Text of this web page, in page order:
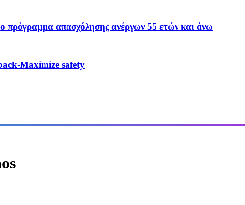
πρόγραμμα απασχόλησης ανέργων 55 ετών και άνω
Maximize safety